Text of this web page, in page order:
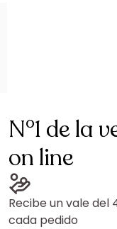
N°1 de la
on line
Recibe un vale del
cada pedido